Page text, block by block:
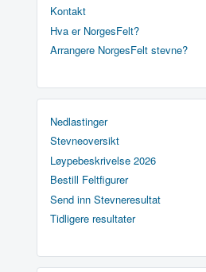
Kontakt
Hva er NorgesFelt?
Arrangere NorgesFelt stevne?
Nedlastinger
Stevneoversikt
Løypebeskrivelse 2026
Bestill Feltfigurer
Send inn Stevneresultat
Tidligere resultater